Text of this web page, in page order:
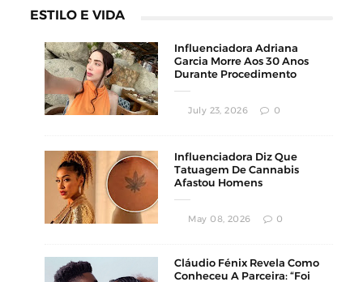
ESTILO E VIDA
Influenciadora Adriana
Garcia Morre Aos 30 Anos
Durante Procedimento
July 23, 2026 0
Influenciadora Diz Que
Tatuagem De Cannabis
Afastou Homens
May 08, 2026 0
Cláudio Fénix Revela Como
Conheceu A Parceira: “Foi